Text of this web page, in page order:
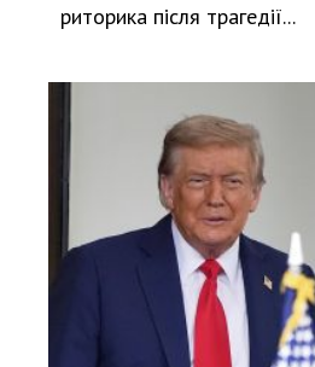
риторика після трагедії...